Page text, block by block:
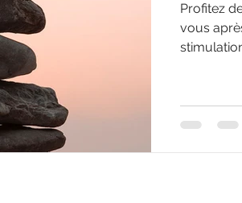
Profitez
vous